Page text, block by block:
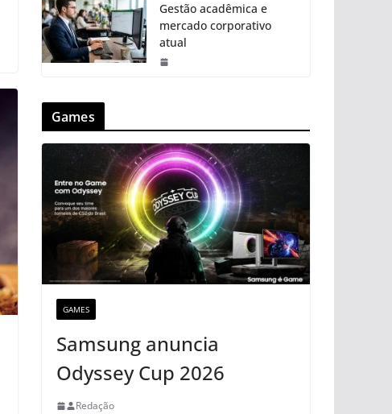
Gestão acadêmica e
mercado corporativo
atual
Games
GAMES
Samsung anuncia
Odyssey Cup 2026
Redação